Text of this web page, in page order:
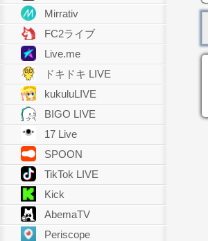
Mirrativ
FC2ライブ
Live.me
ドキドキ LIVE
kukuluLIVE
BIGO LIVE
17 Live
SPOON
TikTok LIVE
Kick
AbemaTV
Periscope